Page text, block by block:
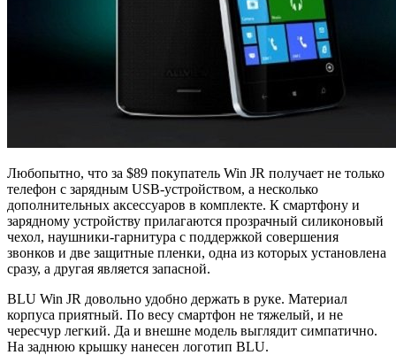
Любопытно, что за $89 покупатель Win JR получает не только
телефон с зарядным USB-устройством, а несколько
дополнительных аксессуаров в комплекте. К смартфону и
зарядному устройству прилагаются прозрачный силиконовый
чехол, наушники-гарнитура с поддержкой совершения
звонков и две защитные пленки, одна из которых установлена
сразу, а другая является запасной.
BLU Win JR довольно удобно держать в руке. Материал
корпуса приятный. По весу смартфон не тяжелый, и не
чересчур легкий. Да и внешне модель выглядит симпатично.
На заднюю крышку нанесен логотип BLU.